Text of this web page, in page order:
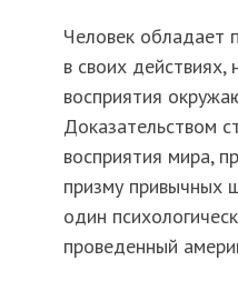
Человек обладает
в своих действиях,
восприятия
Доказательством
восприятия мира,
призму привычных
один
проведенный